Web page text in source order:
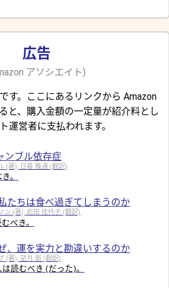
広告
アソシエイト)
す。ここにあるリンクから Amazon
と、購入金額の一定量が紹介料とし
運営者に支払われます。
ンブル依存症
(著), 日暮 雅通 (翻訳)
。
たちは食べ過ぎてしまうのか
ン (著), 岩田 佳代子 (翻訳)
べき。
、運を実力と勘違いするのか
(著), 望月 衛 (翻訳)
読むべき (だった)。